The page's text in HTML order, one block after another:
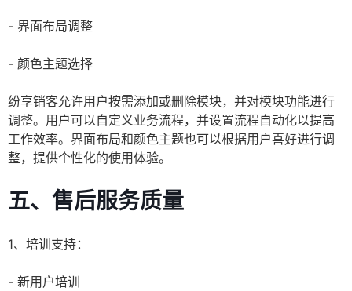
- 界面布局调整
- 颜色主题选择
纷享销客允许用户按需添加或删除模块，并对模块功能进行
调整。用户可以自定义业务流程，并设置流程自动化以提高
工作效率。界面布局和颜色主题也可以根据用户喜好进行调
整，提供个性化的使用体验。
五、售后服务质量
1、培训支持：
- 新用户培训